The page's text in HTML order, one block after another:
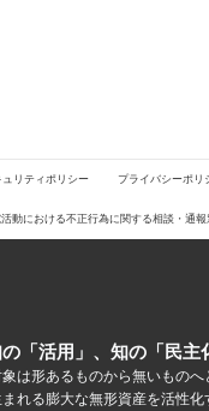
ュリティポリシー プライバシーポリ
動における不正行為に関する相談・通報
「活用」、知の「民主
は形あるものから無いもの
れる膨大な無形資産を活性